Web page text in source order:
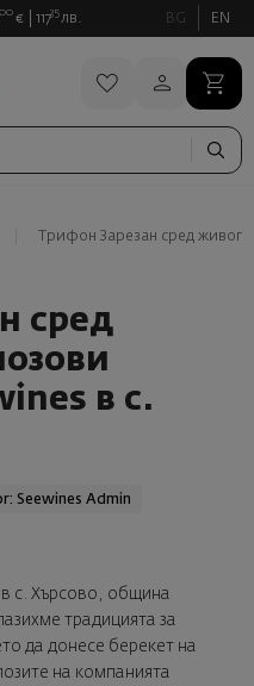
00 € 11735 лв. BG EN
Трифон Зарезан сред
сред
в с.
Seewines Admin
с. Хърсово, община
традицията за
да донесе берекет на
на компанията